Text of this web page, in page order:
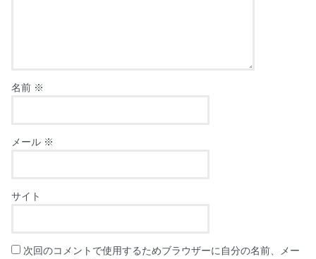
名前 ※
メール ※
サイト
次回のコメントで使用するためブラウザーに自分の名前、メー